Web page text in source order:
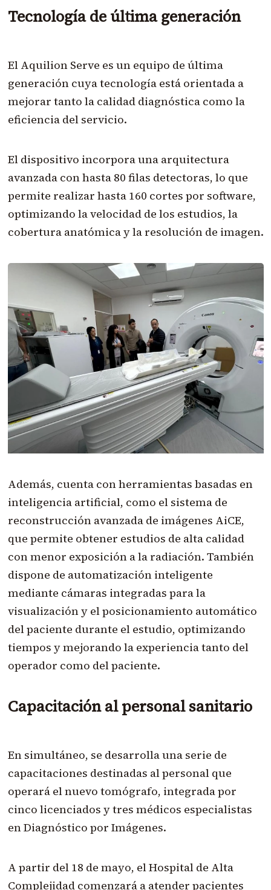
Tecnología de última generación
El Aquilion Serve es un equipo de última
generación cuya tecnología está orientada a
mejorar tanto la calidad diagnóstica como la
eficiencia del servicio.
El dispositivo incorpora una arquitectura
avanzada con hasta 80 filas detectoras, lo que
permite realizar hasta 160 cortes por software,
optimizando la velocidad de los estudios, la
cobertura anatómica y la resolución de imagen.
Además, cuenta con herramientas basadas en
inteligencia artificial, como el sistema de
reconstrucción avanzada de imágenes AiCE,
que permite obtener estudios de alta calidad
con menor exposición a la radiación. También
dispone de automatización inteligente
mediante cámaras integradas para la
visualización y el posicionamiento automático
del paciente durante el estudio, optimizando
tiempos y mejorando la experiencia tanto del
operador como del paciente.
Capacitación al personal sanitario
En simultáneo, se desarrolla una serie de
capacitaciones destinadas al personal que
operará el nuevo tomógrafo, integrada por
cinco licenciados y tres médicos especialistas
en Diagnóstico por Imágenes.
A partir del 18 de mayo, el Hospital de Alta
Complejidad comenzará a atender pacientes